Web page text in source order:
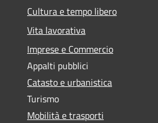
Cultura e tempo libero
Vita lavorativa
Imprese e Commercio
Appalti pubblici
Catasto e urbanistica
Turismo
Mobilità e trasporti